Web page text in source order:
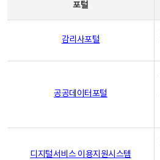
포털
감리사포털
공공데이터포털
디지털서비스 이용지원시스템